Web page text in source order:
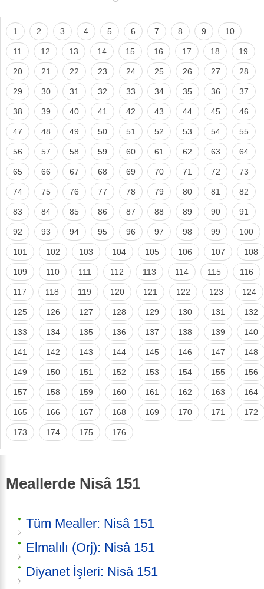
1 2 3 4 5 6 7 8 9 10
11 12 13 14 15 16 17 18 19
20 21 22 23 24 25 26 27 28
29 30 31 32 33 34 35 36 37
38 39 40 41 42 43 44 45 46
47 48 49 50 51 52 53 54 55
56 57 58 59 60 61 62 63 64
65 66 67 68 69 70 71 72 73
74 75 76 77 78 79 80 81 82
83 84 85 86 87 88 89 90 91
92 93 94 95 96 97 98 99 100
101 102 103 104 105 106 107 108
109 110 111 112 113 114 115 116
117 118 119 120 121 122 123 124
125 126 127 128 129 130 131 132
133 134 135 136 137 138 139 140
141 142 143 144 145 146 147 148
149 150 151 152 153 154 155 156
157 158 159 160 161 162 163 164
165 166 167 168 169 170 171 172
173 174 175 176
Meallerde Nisâ 151
Tüm Mealler: Nisâ 151
Elmalılı (Orj): Nisâ 151
Diyanet İşleri: Nisâ 151